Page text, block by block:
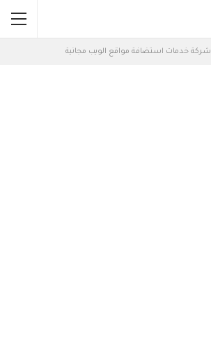
شركة خدمات استضافة مواقع الويب مجانية